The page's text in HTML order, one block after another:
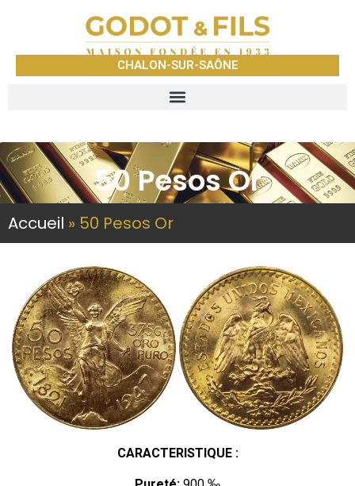
CHALON-SUR-SAÔNE
50 Pesos Or
Accueil » 50 Pesos Or
CARACTERISTIQUE :